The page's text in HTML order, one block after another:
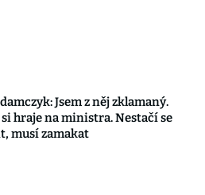
Jsem z něj zklamaný.
hraje na ministra. Nestačí se
musí zamakat